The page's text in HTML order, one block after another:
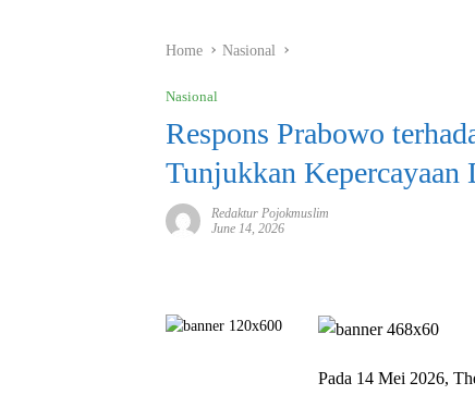
Home Nasional
Nasional
Respons Prabowo
Tunjukkan
Redaktur Pojokmuslim
June 14, 2026
Pada 14 Mei 2026,